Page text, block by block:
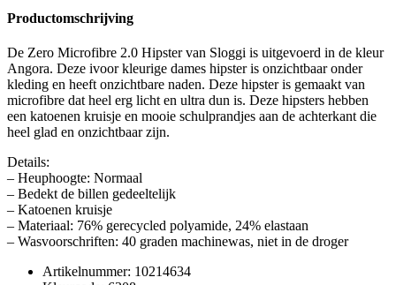
Productomschrijving
De Zero Microfibre 2.0 Hipster van Sloggi is uitgevoerd in de kleur
Angora. Deze ivoor kleurige dames hipster is onzichtbaar onder
kleding en heeft onzichtbare naden. Deze hipster is gemaakt van
microfibre dat heel erg licht en ultra dun is. Deze hipsters hebben
een katoenen kruisje en mooie schulprandjes aan de achterkant die
heel glad en onzichtbaar zijn.
Details:
– Heuphoogte: Normaal
– Bedekt de billen gedeeltelijk
– Katoenen kruisje
– Materiaal: 76% gerecycled polyamide, 24% elastaan
– Wasvoorschriften: 40 graden machinewas, niet in de droger
Artikelnummer: 10214634